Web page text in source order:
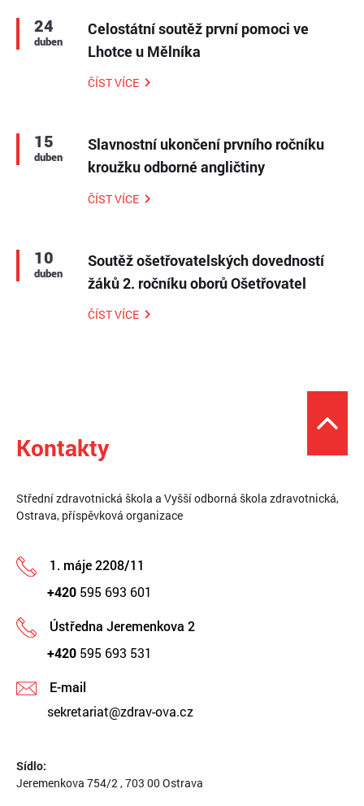
24
duben
Celostátní soutěž první pomoci ve
Lhotce u Mělníka
ČÍST VÍCE
15
duben
Slavnostní ukončení prvního ročníku
kroužku odborné angličtiny
ČÍST VÍCE
10
duben
Soutěž ošetřovatelských dovedností
žáků 2. ročníku oborů Ošetřovatel
ČÍST VÍCE
Kontakty
Střední zdravotnická škola a Vyšší odborná škola zdravotnická,
Ostrava, příspěvková organizace
1. máje 2208/11
+420 595 693 601
Ústředna Jeremenkova 2
+420 595 693 531
E-mail
sekretariat@zdrav-ova.cz
Sídlo:
Jeremenkova 754/2 , 703 00 Ostrava